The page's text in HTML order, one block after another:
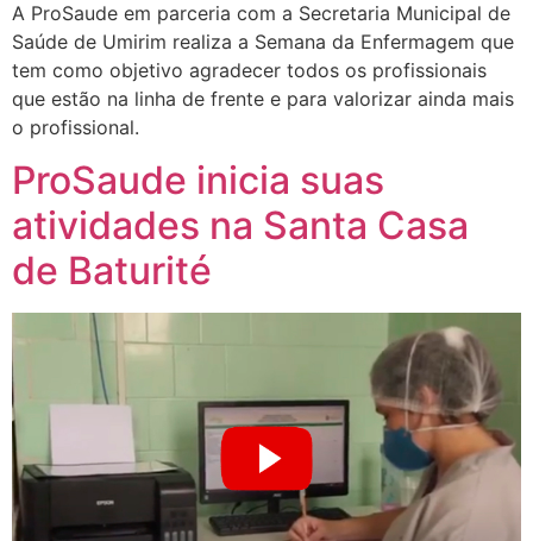
A ProSaude em parceria com a Secretaria Municipal de
Saúde de Umirim realiza a Semana da Enfermagem que
tem como objetivo agradecer todos os profissionais
que estão na linha de frente e para valorizar ainda mais
o profissional.
ProSaude inicia suas
atividades na Santa Casa
de Baturité